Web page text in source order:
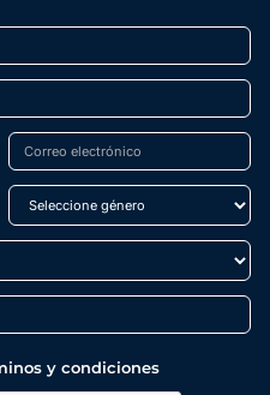
y condiciones